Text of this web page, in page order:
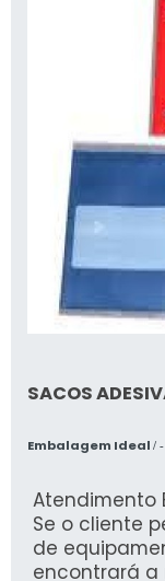
SACOS
Embalagem Ideal / -
Atendimento
Se o cliente
de
encontrará a